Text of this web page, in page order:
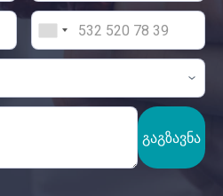
ᲒᲐᲒᲖᲐᲕᲜᲐ